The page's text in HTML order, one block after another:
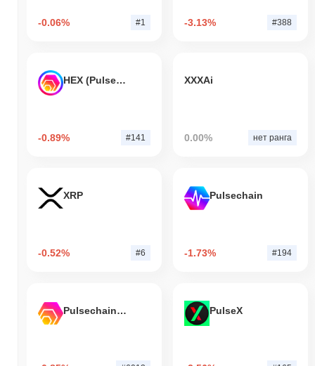
-0.06% #1 -3.13% #388
HEX (Pulsechain)
-0.89% #141
XXXAi
0.00% нет ранга
XRP
-0.52% #6
Pulsechain
-1.73% #194
Pulsechain Bridged HEX (Pulsechain) PulseX